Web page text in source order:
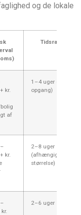
og de lokale
Tidsramme
kr.
af
1–4 uger (pr.
opgang)
kr.
2–8 uger
(afhængig af
størrelse)
2–6 uger